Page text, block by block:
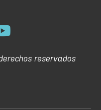
reservados